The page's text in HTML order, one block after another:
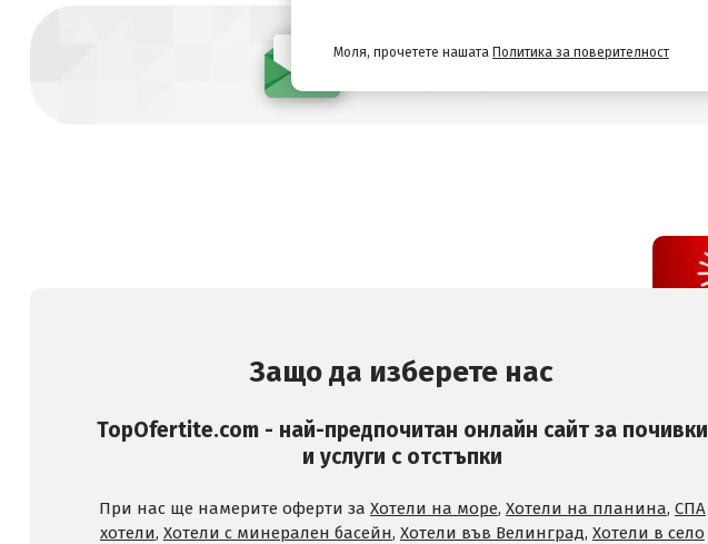
Защо да изберете нас
TopOfertite.com - най-предпочитан онлайн сайт за почивки
и услуги с отстъпки
При нас ще намерите оферти за Хотели на море, Хотели на планина, СПА
хотели, Хотели с минерален басейн, Хотели във Велинград, Хотели в село
Моля, прочетете нашата Политика за поверителност